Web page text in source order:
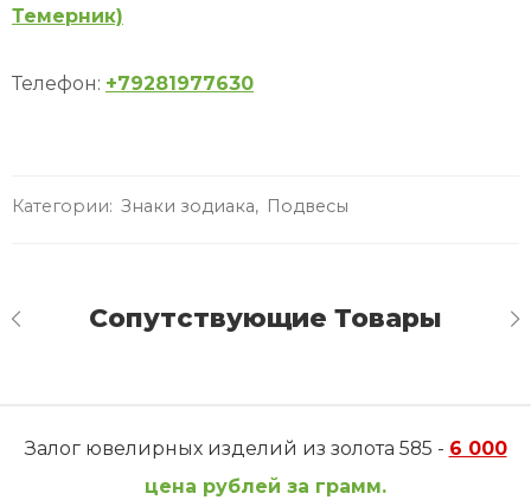
Темерник)
Телефон: +79281977630
Категории: Знаки зодиака, Подвесы
Сопутствующие Товары
Залог ювелирных изделий из золота 585 - 6 000
цена рублей за грамм.